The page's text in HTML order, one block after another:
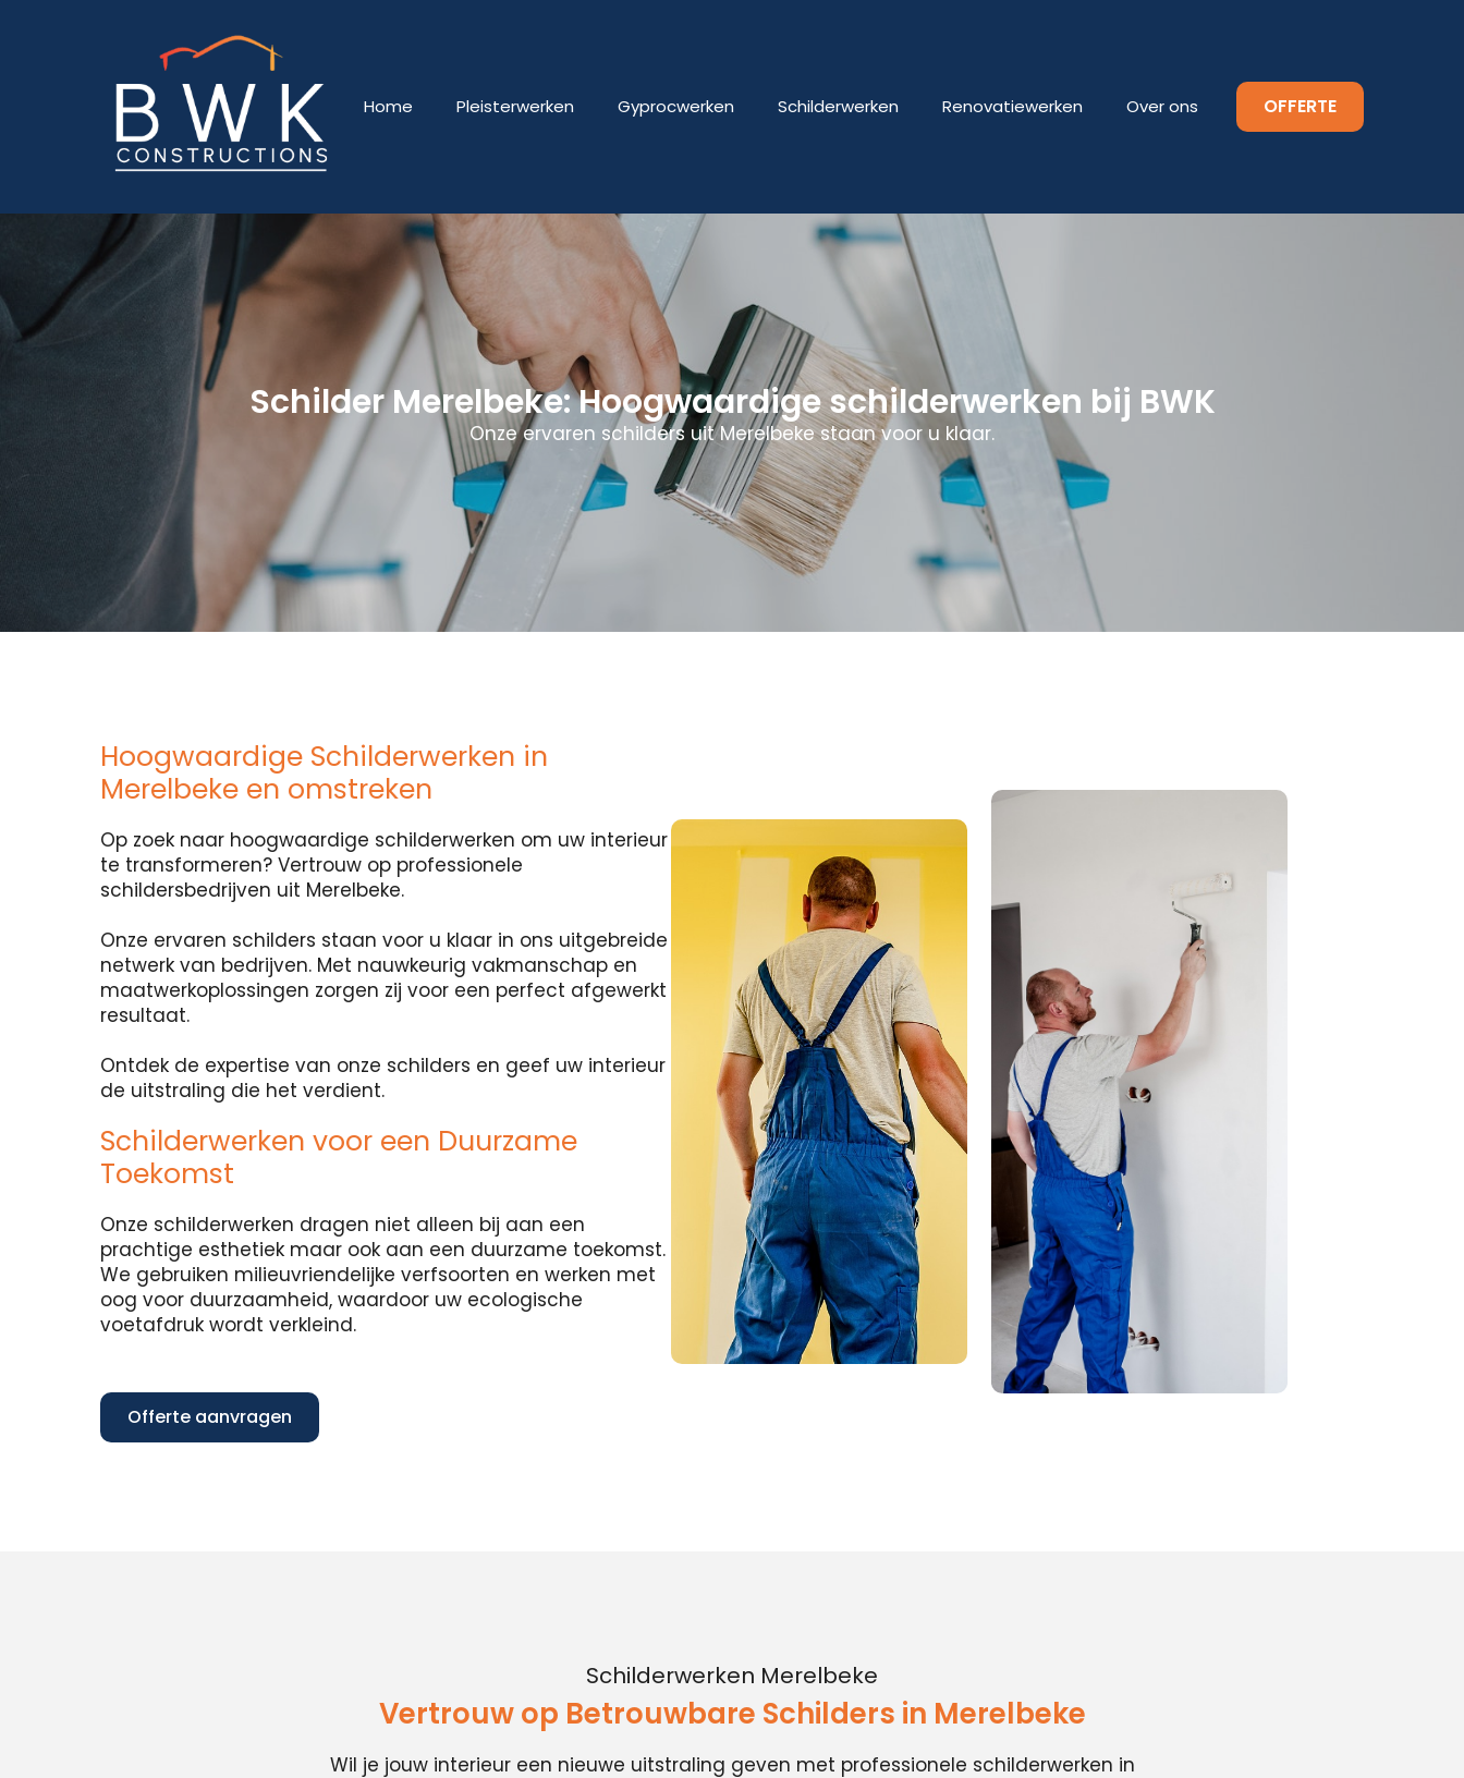
Home Pleisterwerken Gyprocwerken Schilderwerken Renovatiewerken Over ons OFFERTE
Schilder Merelbeke: Hoogwaardige schilderwerken bij BWK
Onze ervaren schilders uit Merelbeke staan voor u klaar.
Hoogwaardige Schilderwerken in
Merelbeke en omstreken
Op zoek naar hoogwaardige schilderwerken om uw interieur
te transformeren? Vertrouw op professionele
schildersbedrijven uit Merelbeke.
Onze ervaren schilders staan voor u klaar in ons uitgebreide
netwerk van bedrijven. Met nauwkeurig vakmanschap en
maatwerkoplossingen zorgen zij voor een perfect afgewerkt
resultaat.
Ontdek de expertise van onze schilders en geef uw interieur
de uitstraling die het verdient.
Schilderwerken voor een Duurzame
Toekomst
Onze schilderwerken dragen niet alleen bij aan een
prachtige esthetiek maar ook aan een duurzame toekomst.
We gebruiken milieuvriendelijke verfsoorten en werken met
oog voor duurzaamheid, waardoor uw ecologische
voetafdruk wordt verkleind.
Offerte aanvragen
Schilderwerken Merelbeke
Vertrouw op Betrouwbare Schilders in Merelbeke
Wil je jouw interieur een nieuwe uitstraling geven met professionele schilderwerken in